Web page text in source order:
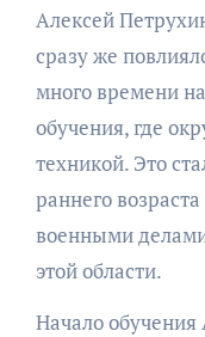
Алексей
сразу же
много времени
обучения, где
техникой. Это
раннего
военными
этой области.
Начало обучения